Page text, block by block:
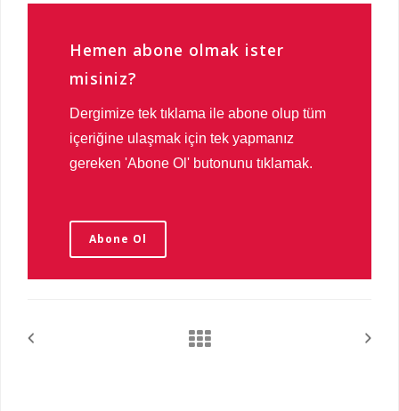
Hemen abone olmak ister
misiniz?
Dergimize tek tıklama ile abone olup tüm
içeriğine ulaşmak için tek yapmanız
gereken 'Abone Ol' butonunu tıklamak.
Abone Ol